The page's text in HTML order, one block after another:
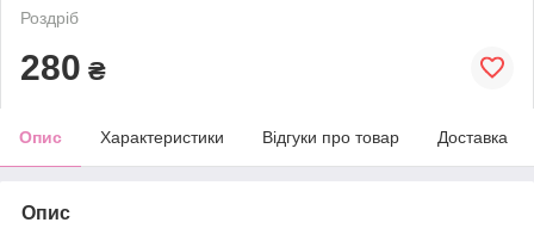
Роздріб
280 ₴
Опис Характеристики Відгуки про товар Доставка
Опис